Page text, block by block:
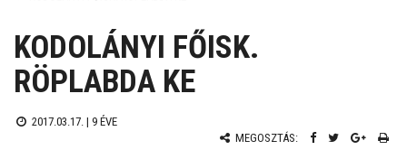
KODOLÁNYI FŐISK.
RÖPLABDA KE
2017.03.17. | 9 ÉVE
MEGOSZTÁS: